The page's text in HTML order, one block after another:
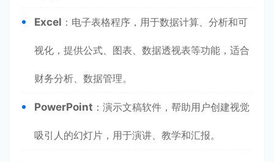
Excel ：电子表格程序，用于数据计算、分析和可
视化，提供公式、图表、数据透视表等功能，适合
财务分析、数据管理。
PowerPoint ：演示文稿软件，帮助用户创建视觉
吸引人的幻灯片，用于演讲、教学和汇报。